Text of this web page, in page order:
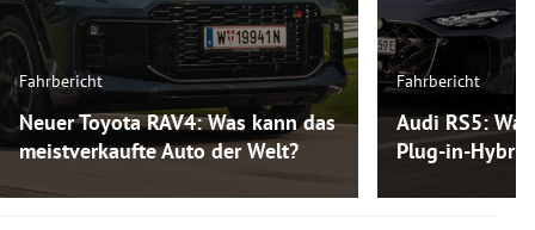
Fahrbericht
Neuer Toyota RAV4: Was kann das
meistverkaufte Auto der Welt?
Fahrbericht
Audi RS5:
Plug-in-